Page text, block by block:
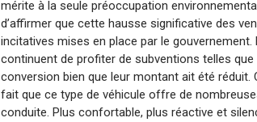
mérite à la seule préoccupation
d’affirmer que cette hausse significative des
incitatives mises en place par le
continuent de profiter de subventions telles
conversion bien que leur montant ait été réduit.
fait que ce type de véhicule offre de
conduite. Plus confortable, plus réactive et